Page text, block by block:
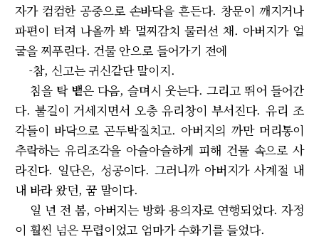
자가 컴컴한 공중으로 손바닥을 흔든다. 창문이 깨지거나
파편이 터져 나올까 봐 멀찌감치 물러선 채. 아버지가 얼
굴을 찌푸린다. 건물 안으로 들어가기 전에
-참, 신고는 귀신같단 말이지.
침을 탁 뱉은 다음, 슬며시 웃는다. 그리고 뛰어 들어간
다. 불길이 거세지면서 오층 유리창이 부서진다. 유리 조
각들이 바닥으로 곤두박질치고. 아버지의 까만 머리통이
추락하는 유리조각을 아슬아슬하게 피해 건물 속으로 사
라진다. 일단은, 성공이다. 그러니까 아버지가 사계절 내
내 바라 왔던, 꿈 말이다.
일 년 전 봄, 아버지는 방화 용의자로 연행되었다. 자정
이 훨씬 넘은 무렵이었고 엄마가 수화기를 들었다.